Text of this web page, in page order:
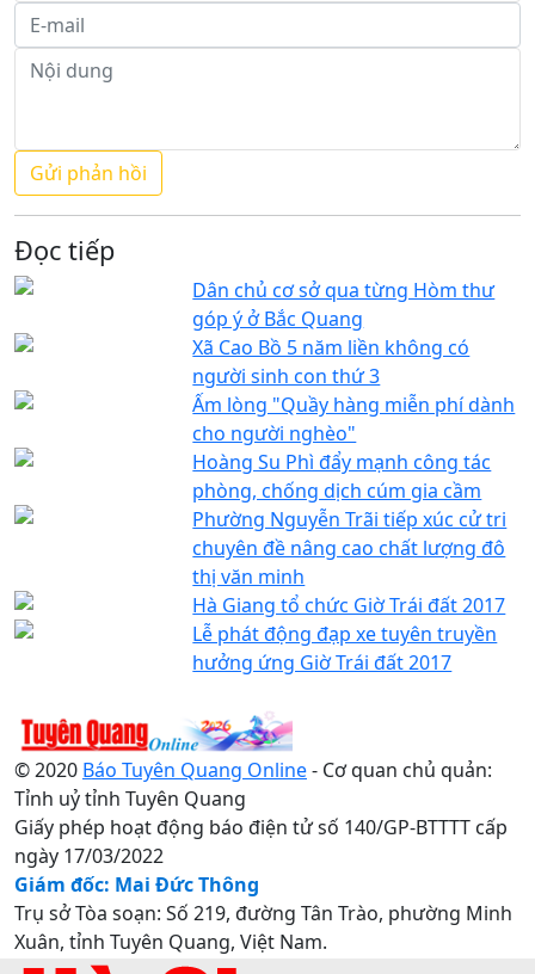
Đọc tiếp
Dân chủ cơ sở qua từng Hòm thư
góp ý ở Bắc Quang
Xã Cao Bồ 5 năm liền không có
người sinh con thứ 3
Ấm lòng "Quầy hàng miễn phí dành
cho người nghèo"
Hoàng Su Phì đẩy mạnh công tác
phòng, chống dịch cúm gia cầm
Phường Nguyễn Trãi tiếp xúc cử tri
chuyên đề nâng cao chất lượng đô
thị văn minh
Hà Giang tổ chức Giờ Trái đất 2017
Lễ phát động đạp xe tuyên truyền
hưởng ứng Giờ Trái đất 2017
© 2020 Báo Tuyên Quang Online- Cơ quan chủ quản:
Tỉnh uỷ tỉnh Tuyên Quang
Giấy phép hoạt động báo điện tử số 140/GP-BTTTT cấp
ngày 17/03/2022
Giám đốc: Mai Đức Thông
Trụ sở Tòa soạn: Số 219, đường Tân Trào, phường Minh
Xuân, tỉnh Tuyên Quang, Việt Nam.